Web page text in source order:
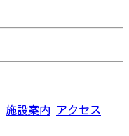
施設案内 アクセス